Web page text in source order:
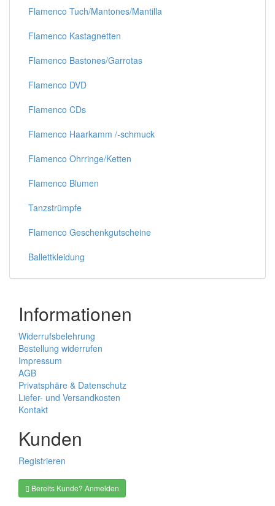
Flamenco Tuch/Mantones/Mantilla
Flamenco Kastagnetten
Flamenco Bastones/Garrotas
Flamenco DVD
Flamenco CDs
Flamenco Haarkamm /-schmuck
Flamenco Ohrringe/Ketten
Flamenco Blumen
Tanzstrümpfe
Flamenco Geschenkgutscheine
Ballettkleidung
Informationen
Widerrufsbelehrung
Bestellung widerrufen
Impressum
AGB
Privatsphäre & Datenschutz
Liefer- und Versandkosten
Kontakt
Kunden
Registrieren
Bereits Kunde? Anmelden